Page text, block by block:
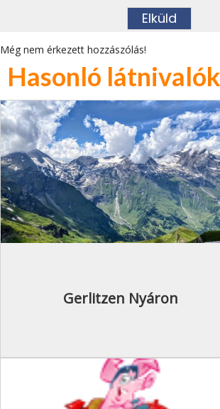
Még nem érkezett hozzászólás!
Hasonló látnivalók
Gerlitzen Nyáron